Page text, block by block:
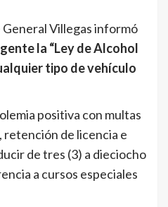
General Villegas informó
la “Ley de Alcohol
tipo de vehículo
positiva con multas
retención de licencia e
de tres (3) a dieciocho
a cursos especiales